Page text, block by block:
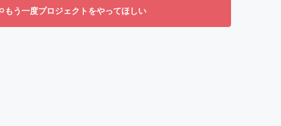
もう一度プロジェクトをやってほしい